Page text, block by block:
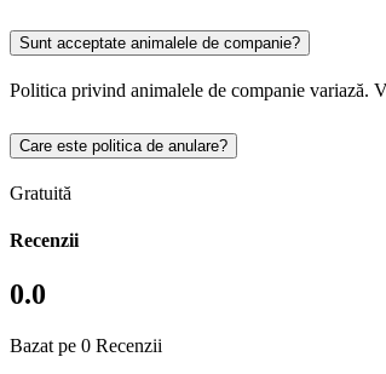
Sunt acceptate animalele de companie?
Politica privind animalele de companie variază.
Care este politica de anulare?
Gratuită
Recenzii
0.0
Bazat pe 0 Recenzii